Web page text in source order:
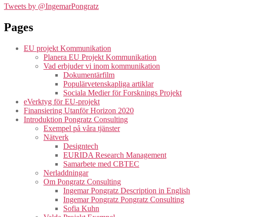
Tweets by @IngemarPongratz
Pages
EU projekt Kommunikation
Planera EU Projekt Kommunikation
Vad erbjuder vi inom kommunikation
Dokumentärfilm
Populärvetenskapliga artiklar
Sociala Medier för Forsknings Projekt
eVerktyg för EU-projekt
Finansiering Utanför Horizon 2020
Introduktion Pongratz Consulting
Exempel på våra tjänster
Nätverk
Designtech
EURIDA Research Management
Samarbete med CBTEC
Nerladdningar
Om Pongratz Consulting
Ingemar Pongratz Description in English
Ingemar Pongratz Pongratz Consulting
Sofia Kuhn